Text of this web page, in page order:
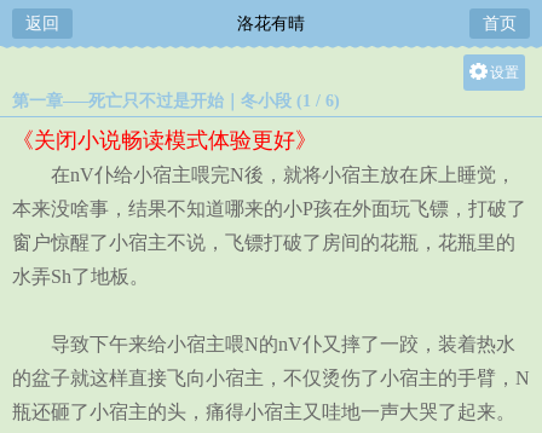
返回 洛花有晴 首页
设置
中
小
第一章—–死亡只不过是开始｜冬小段 (1 / 6)
《关闭小说畅读模式体验更好》
在nV仆给小宿主喂完N後，就将小宿主放在床上睡觉，
本来没啥事，结果不知道哪来的小P孩在外面玩飞镖，打破了
窗户惊醒了小宿主不说，飞镖打破了房间的花瓶，花瓶里的
水弄Sh了地板。
导致下午来给小宿主喂N的nV仆又摔了一跤，装着热水
的盆子就这样直接飞向小宿主，不仅烫伤了小宿主的手臂，N
瓶还砸了小宿主的头，痛得小宿主又哇地一声大哭了起来。